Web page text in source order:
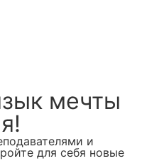
мечты
и
для себя новые